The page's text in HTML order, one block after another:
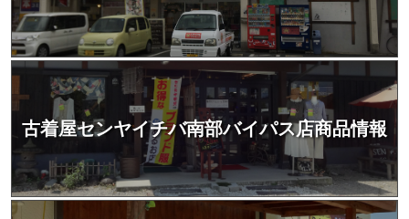
古着屋センヤイチバ南部バイパス店商品情報